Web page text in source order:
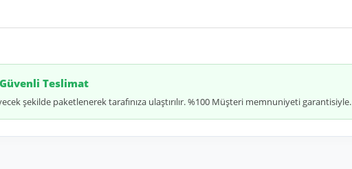
Güvenli Teslimat
şekilde paketlenerek tarafınıza ulaştırılır. %100 Müşteri memnuniyeti garantisiyle.